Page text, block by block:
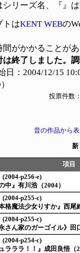
リーズ名、『』
トはKENT WEBの
間がかかることが
は終了しました。
日：2004/12/15
投票件数
昔の作品から
新
項目
p256-e)
中』有川浩（2004）
p255-c)
本格魔法少女りすか』西尾
p255-c)
永さん家のガーゴイル》
p254-c)
ュラララ！！』成田良悟（